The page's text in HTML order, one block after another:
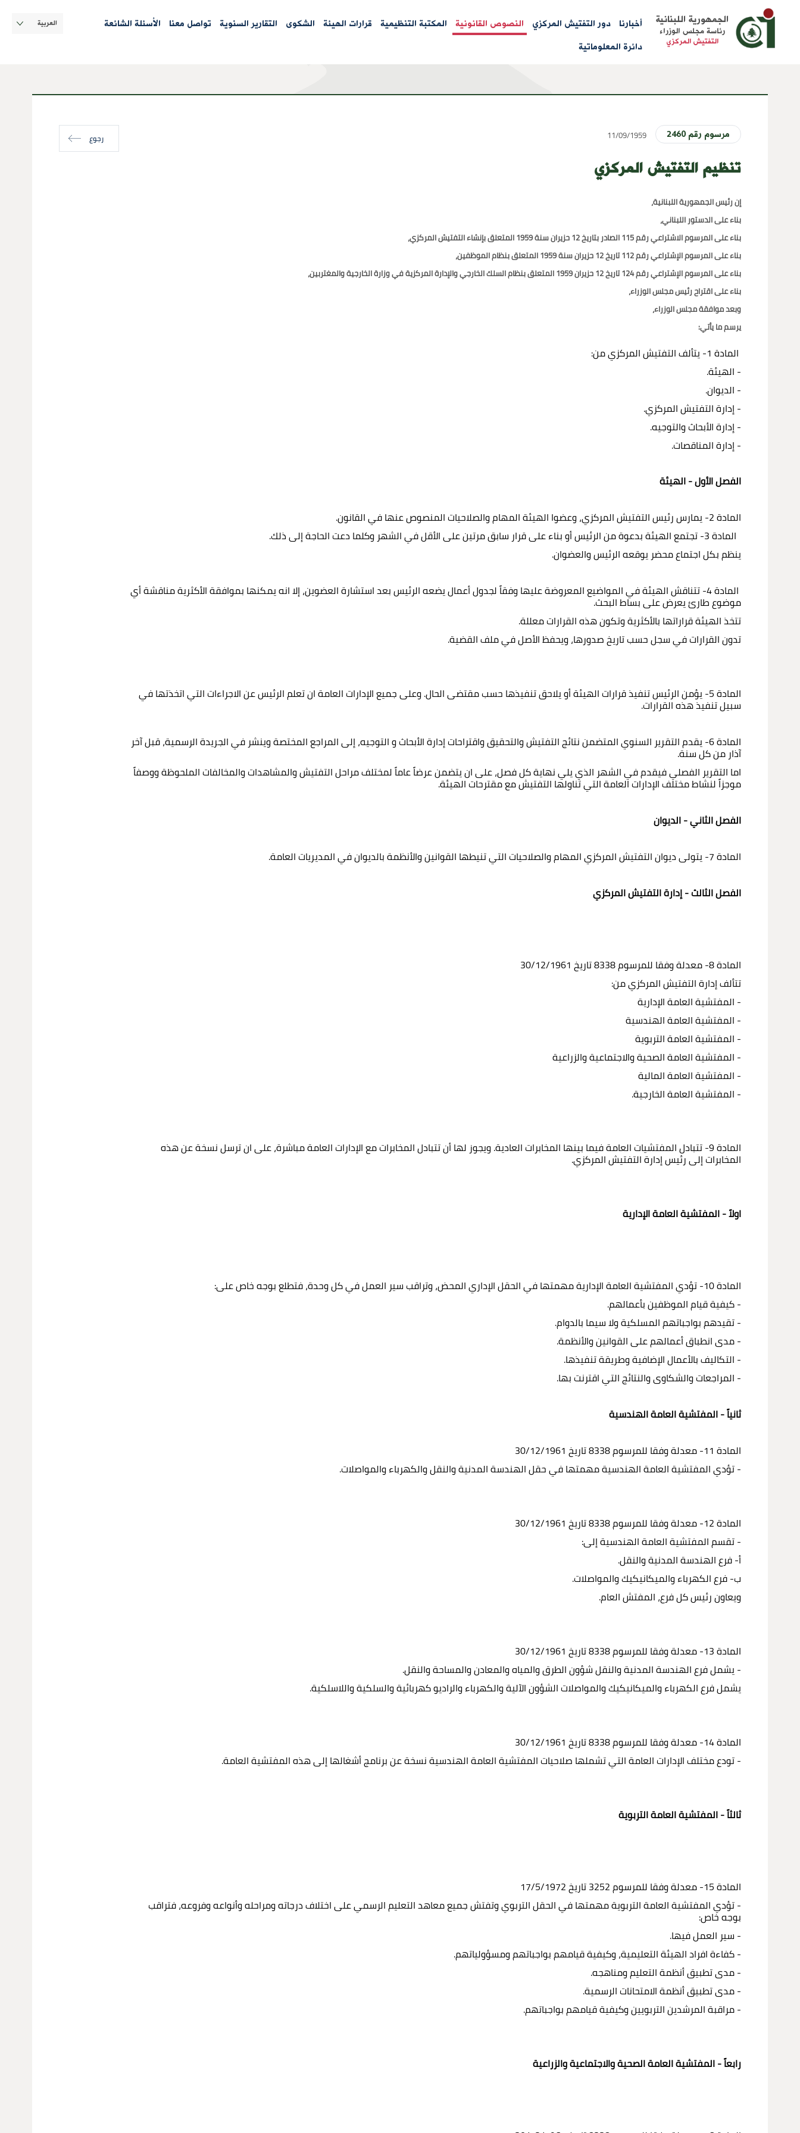
الجمهورية اللبنانية
رئاسة مجلس الوزراء
التفتيش المركزي
Main
أخبارنا دور التفتيش المركزي النصوص القانونية المكتبة التنظيمية قرارات الهيئة الشكوى التقارير السنوية تواصل معنا الأسئلة الشائعة
دائرة المعلوماتية
Select
your
رجوع مرسوم رقم 2460 11/09/1959
تنظيم التفتيش المركزي
إن رئيس الجمهورية اللبنانية،
بناء على الدستور اللبناني،
بناء على المرسوم الاشتراعي رقم 115 الصادر بتاريخ 12 حزيران سنة 1959 المتعلق بإنشاء التفتيش المركزي،
بناء على المرسوم الإشتراعي رقم 112 تاريخ 12 حزيران سنة 1959 المتعلق بنظام الموظفين،
بناء على المرسوم الإشتراعي رقم 124 تاريخ 12 حزيران 1959 المتعلق بنظام السلك الخارجي والإدارة المركزية في وزارة الخارجية والمغتربين،
بناء على اقتراح رئيس مجلس الوزراء،
وبعد موافقة مجلس الوزراء،
يرسم ما يأتي:
المادة 1- يتألف التفتيش المركزي من:
- الهيئة.
- الديوان.
- إدارة التفتيش المركزي.
- إدارة الأبحاث والتوجيه.
- إدارة المناقصات.
الفصل الأول - الهيئة
المادة 2- يمارس رئيس التفتيش المركزي، وعضوا الهيئة المهام والصلاحيات المنصوص عنها في القانون.
المادة 3- تجتمع الهيئة بدعوة من الرئيس أو بناء على قرار سابق مرتين على الأقل في الشهر وكلما دعت الحاجة إلى ذلك.
ينظم بكل اجتماع محضر يوقعه الرئيس والعضوان.
المادة 4- تتناقش الهيئة في المواضيع المعروضة عليها وفقاً لجدول أعمال يضعه الرئيس بعد استشارة العضوين، إلا انه يمكنها بموافقة الأكثرية مناقشة أي
موضوع طارئ يعرض على بساط البحث.
تتخذ الهيئة قراراتها بالأكثرية وتكون هذه القرارات معللة.
تدون القرارات في سجل حسب تاريخ صدورها، ويحفظ الأصل في ملف القضية.
المادة 5- يؤمن الرئيس تنفيذ قرارات الهيئة أو يلاحق تنفيذها حسب مقتضى الحال. وعلى جميع الإدارات العامة ان تعلم الرئيس عن الاجراءات التي اتخذتها في
سبيل تنفيذ هذه القرارات.
المادة 6- يقدم التقرير السنوي المتضمن نتائج التفتيش والتحقيق واقتراحات إدارة الأبحاث و التوجيه، إلى المراجع المختصة وينشر في الجريدة الرسمية، قبل آخر
آذار من كل سنة.
اما التقرير الفصلي فيقدم في الشهر الذي يلي نهاية كل فصل، على ان يتضمن عرضاً عاماً لمختلف مراحل التفتيش والمشاهدات والمخالفات الملحوظة ووصفاً
موجزاً لنشاط مختلف الإدارات العامة التي تناولها التفتيش مع مقترحات الهيئة.
الفصل الثاني - الديوان
المادة 7- يتولى ديوان التفتيش المركزي المهام والصلاحيات التي تنيطها القوانين والأنظمة بالديوان في المديريات العامة.
الفصل الثالث - إدارة التفتيش المركزي
المادة 8- معدلة وفقا للمرسوم 8338 تاريخ 30/12/1961
تتألف إدارة التفتيش المركزي من:
- المفتشية العامة الإدارية
- المفتشية العامة الهندسية
- المفتشية العامة التربوية
- المفتشية العامة الصحية والاجتماعية والزراعية
- المفتشية العامة المالية
- المفتشية العامة الخارجية.
المادة 9- تتبادل المفتشيات العامة فيما بينها المخابرات العادية. ويجوز لها أن تتبادل المخابرات مع الإدارات العامة مباشرة، على ان ترسل نسخة عن هذه
المخابرات إلى رئيس إدارة التفتيش المركزي.
اولاً - المفتشية العامة الإدارية
المادة 10- تؤدي المفتشية العامة الإدارية مهمتها في الحقل الإداري المحض، وتراقب سير العمل في كل وحدة، فتطلع بوجه خاص على:
- كيفية قيام الموظفين بأعمالهم.
- تقيدهم بواجباتهم المسلكية ولا سيما بالدوام.
- مدى انطباق أعمالهم على القوانين والأنظمة.
- التكاليف بالأعمال الإضافية وطريقة تنفيذها.
- المراجعات والشكاوى والنتائج التي اقترنت بها.
ثانياً - المفتشية العامة الهندسية
المادة 11- معدلة وفقا للمرسوم 8338 تاريخ 30/12/1961
- تؤدي المفتشية العامة الهندسية مهمتها في حقل الهندسة المدنية والنقل والكهرباء والمواصلات.
المادة 12- معدلة وفقا للمرسوم 8338 تاريخ 30/12/1961
- تقسم المفتشية العامة الهندسية إلى:
أ- فرع الهندسة المدنية والنقل.
ب- فرع الكهرباء والميكانيكيك والمواصلات.
ويعاون رئيس كل فرع، المفتش العام.
المادة 13- معدلة وفقا للمرسوم 8338 تاريخ 30/12/1961
- يشمل فرع الهندسة المدنية والنقل شؤون الطرق والمياه والمعادن والمساحة والنقل.
يشمل فرع الكهرباء والميكانيكيك والمواصلات الشؤون الآلية والكهرباء والراديو كهربائية والسلكية واللاسلكية.
المادة 14- معدلة وفقا للمرسوم 8338 تاريخ 30/12/1961
- تودع مختلف الإدارات العامة التي تشملها صلاحيات المفتشية العامة الهندسية نسخة عن برنامج أشغالها إلى هذه المفتشية العامة.
ثالثاً - المفتشية العامة التربوية
المادة 15- معدلة وفقا للمرسوم 3252 تاريخ 17/5/1972
- تؤدي المفتشية العامة التربوية مهمتها في الحقل التربوي وتفتش جميع معاهد التعليم الرسمي على اختلاف درجاته ومراحله وأنواعه وفروعه، فتراقب
بوجه خاص:
- سير العمل فيها.
- كفاءة افراد الهيئة التعليمية، وكيفية قيامهم بواجباتهم ومسؤولياتهم.
- مدى تطبيق أنظمة التعليم ومناهجه.
- مدى تطبيق أنظمة الامتحانات الرسمية.
- مراقبة المرشدين التربويين وكيفية قيامهم بواجباتهم.
رابعاً - المفتشية العامة الصحية والاجتماعية والزراعية